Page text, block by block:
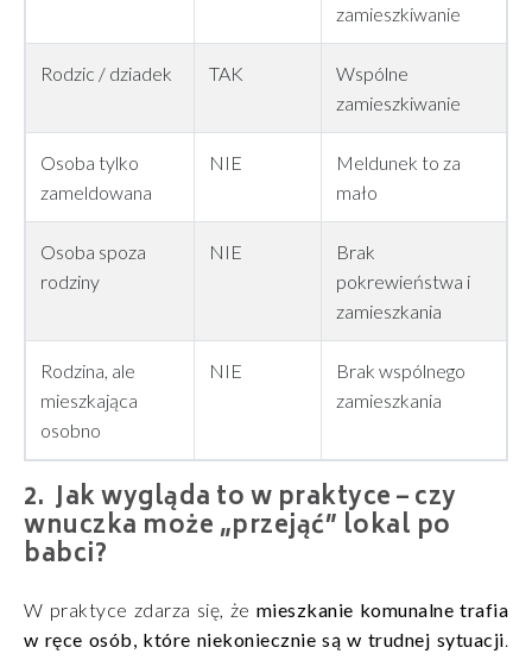
zamieszkiwanie
Rodzic / dziadek TAK
Wspólne
zamieszkiwanie
Osoba tylko
zameldowana
NIE
Meldunek to za
mało
Osoba spoza
rodziny
NIE
Brak
pokrewieństwa i
zamieszkania
Rodzina, ale
mieszkająca
osobno
NIE
Brak wspólnego
zamieszkania
Jak wygląda to w praktyce – czy
wnuczka może „przejąć” lokal po
babci?
W praktyce zdarza się, że mieszkanie komunalne trafia
w ręce osób, które niekoniecznie są w trudnej sytuacji